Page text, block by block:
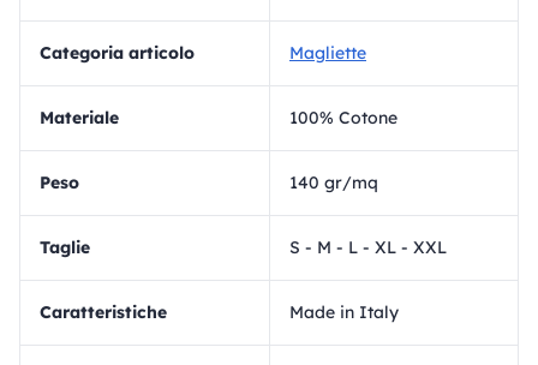
Categoria articolo Magliette
materiale 100% Cotone
Peso 140 gr/mq
Taglie S - M - L - XL - XXL
Caratteristiche Made in Italy